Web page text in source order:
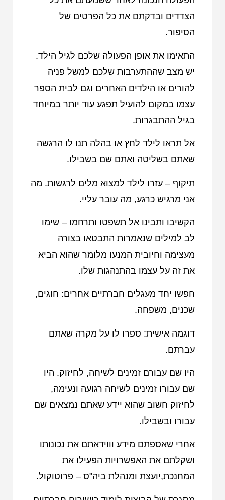
הצדדים ובדקתם את כל הפרטים של
הסיפור.
התאימו את אופן הפעולה שלכם לגיל הילד.
יש מצב שההתערבות שלכם למשל פניה
להורים או הילדים האחרים וגם לבית הספר
עצמו במקום להועיל תפגע עוד יותר במיוחד
בגיל ההתבגרות.
אל תראו לילד לחץ או בהלה תנו לו הרגשה
שאתם בשליטה ואתם שם בשבילו.
תיקוף – עזרו לילד למצוא מלים לרגשות. מה
אני מרגיש כרגע, מה עובר עליי.
הקשיבו ותבינו אל תשפטו ותרחמו – שימו
לב למילים שנאמרות התבטאו בצורה
מעצימה וחיובית המנעו מלומר שהוא הביא
את זה על עצמו בהתנהגות שלו.
חפשו יחד מעגלים חברתיים אחרים: חוגים,
שכנים, משפחה.
דוגמה אישית: ספרו לו על מקרה שאתם
עברתם.
היו שם עבורם זמינים לשיחה, לחיזוק. היו
שם עבורו זמינים לשיחה רגועה ונעימה,
לחיזוק חשוב שהוא יידע שאתם נמצאים שם
עבורו ובשבילו.
אחרי שאספתם מידע וווידאתם את נכונותו
ושקלתם את האפשרויות הפעילו את
המחנכת,יועצת ומנהלת ביה"ס – פרוטוקול.